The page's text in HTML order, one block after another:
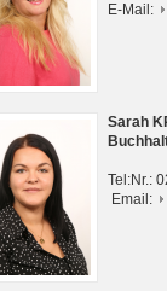
E-Mail:
Sarah
Tel:Nr.:
Email: